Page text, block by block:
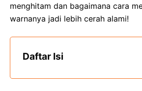
menghitam dan bagaimana cara
warnanya jadi lebih cerah alami!
Daftar Isi